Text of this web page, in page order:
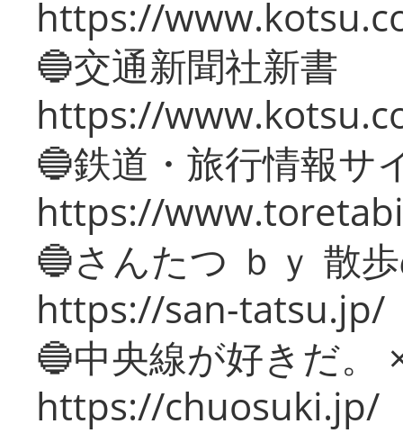
https://
🔵交通新聞社新書
https://
🔵鉄道・旅行情報サ
https://
🔵さんたつ ｂｙ 散
https://san-tatsu.jp/
🔵中央線が好きだ。
https://chuosuki.jp/